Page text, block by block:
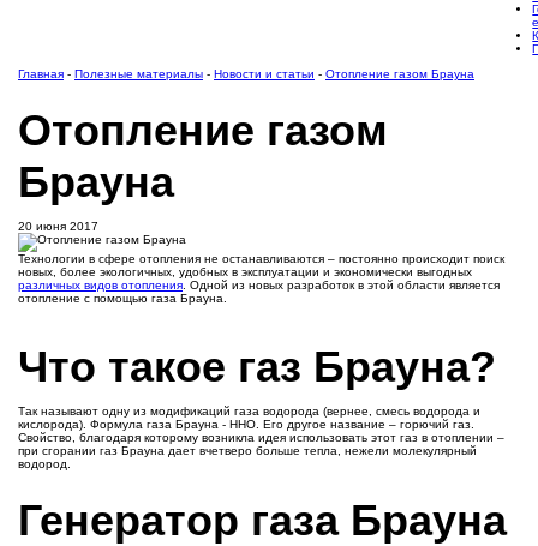
Главная - Полезные материалы - Новости и статьи - Отопление газом Брауна
Отопление газом
Брауна
20 июня 2017
Технологии в сфере отопления не останавливаются – постоянно происходит поиск
новых, более экологичных, удобных в эксплуатации и экономически выгодных
различных видов отопления . Одной из новых разработок в этой области является
отопление с помощью газа Брауна.
Что такое газ Брауна?
Так называют одну из модификаций газа водорода (вернее, смесь водорода и
кислорода). Формула газа Брауна - HHO. Его другое название – горючий газ.
Свойство, благодаря которому возникла идея использовать этот газ в отоплении –
при сгорании газ Брауна дает вчетверо больше тепла, нежели молекулярный
водород.
Генератор газа Брауна